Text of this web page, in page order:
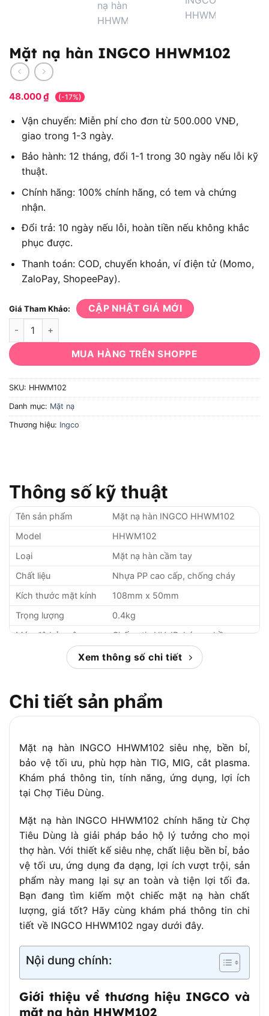
Mặt nạ hàn INGCO HHWM102
48.000₫ (-17%)
Vận chuyển: Miễn phí cho đơn từ 500.000 VNĐ,
giao trong 1-3 ngày.
Bảo hành: 12 tháng, đổi 1-1 trong 30 ngày nếu lỗi kỹ
thuật.
Chính hãng: 100% chính hãng, có tem và chứng
nhận.
Đổi trả: 10 ngày nếu lỗi, hoàn tiền nếu không khắc
phục được.
Thanh toán: COD, chuyển khoản, ví điện tử (Momo,
ZaloPay, ShopeePay).
Giá Tham Khảo: CẬP NHẬT GIÁ MỚI
Mặt nạ hàn INGCO HHWM102 số lượng
MUA HÀNG TRÊN SHOPPE
SKU: HHWM102
Danh mục: Mặt nạ
Thương hiệu: Ingco
Thông số kỹ thuật
Tên sản phẩm
Mặt nạ hàn INGCO HHWM102
Model
HHWM102
Loại
Mặt nạ hàn cầm tay
Chất liệu
Nhựa PP cao cấp, chống cháy
Kích thước mặt kính
108mm x 50mm
Trọng lượng
0.4kg
Mức độ bảo vệ
Chống tia UV, IR, bức xạ hồ quang
Tiêu chuẩn an toàn
ANSI Z87.1-2010, EN379 4/9-13
Màu sắc
Đen
Phụ kiện đi kèm
Tay cầm, kính bảo hộ
Xem thông số chi tiết
Chi tiết sản phẩm
Mặt nạ hàn INGCO HHWM102 siêu nhẹ, bền bỉ,
bảo vệ tối ưu, phù hợp hàn TIG, MIG, cắt plasma.
Khám phá thông tin, tính năng, ứng dụng, lợi ích
tại Chợ Tiêu Dùng.
Mặt nạ hàn INGCO HHWM102 chính hãng từ Chợ
Tiêu Dùng là giải pháp bảo hộ lý tưởng cho mọi
thợ hàn. Với thiết kế siêu nhẹ, chất liệu bền bỉ, bảo
vệ tối ưu, ứng dụng đa dạng, lợi ích vượt trội, sản
phẩm này mang lại sự an toàn và tiện lợi tối đa.
Bạn đang tìm kiếm một chiếc mặt nạ hàn chất
lượng, giá tốt? Hãy cùng khám phá thông tin chi
tiết về INGCO HHWM102 ngay dưới đây.
Nội dung chính:
Giới thiệu về thương hiệu INGCO và
mặt nạ hàn HHWM102